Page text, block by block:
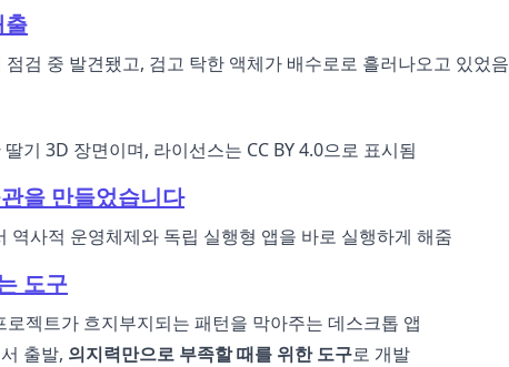
출
검 중 발견됐고, 검고 탁한 액체가 배수로로 흘러나오고 있었음
기 3D 장면이며, 라이선스는 CC BY 4.0으로 표시됨
을 만들었습니다
사적 운영체제와 독립 실행형 앱을 바로 실행하게 해줌
도구
젝트가 흐지부지되는 패턴을 막아주는 데스크톱 앱
출발, 의지력만으로 부족할 때를 위한 도구로 개발